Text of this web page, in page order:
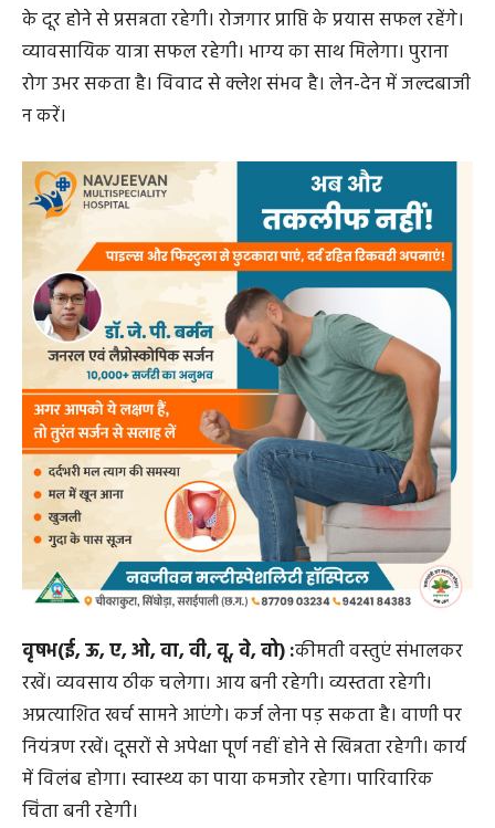
के दूर होने से प्रसन्नता रहेगी। रोजगार प्राप्ति के प्रयास सफल रहेंगे।
व्यावसायिक यात्रा सफल रहेगी। भाग्य का साथ मिलेगा। पुराना
रोग उभर सकता है। विवाद से क्लेश संभव है। लेन-देन में जल्दबाजी
न करें।
वृषभ(ई, ऊ, ए, ओ, वा, वी, वू, वे, वो) :कीमती वस्तुएं संभालकर
रखें। व्यवसाय ठीक चलेगा। आय बनी रहेगी। व्यस्तता रहेगी।
अप्रत्याशित खर्च सामने आएंगे। कर्ज लेना पड़ सकता है। वाणी पर
नियंत्रण रखें। दूसरों से अपेक्षा पूर्ण नहीं होने से खिन्नता रहेगी। कार्य
में विलंब होगा। स्वास्थ्य का पाया कमजोर रहेगा। पारिवारिक
चिंता बनी रहेगी।